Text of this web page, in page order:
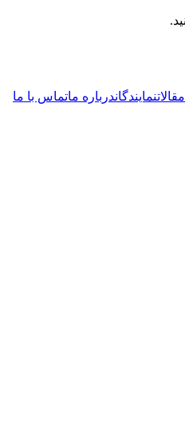
مقالاتنمایندگاندرباره ماتماس با ما